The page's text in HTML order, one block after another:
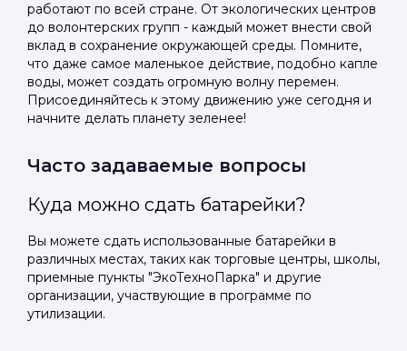
работают по всей стране. От экологических центров
до волонтерских групп - каждый может внести свой
вклад в сохранение окружающей среды. Помните,
что даже самое маленькое действие, подобно капле
воды, может создать огромную волну перемен.
Присоединяйтесь к этому движению уже сегодня и
начните делать планету зеленее!
Часто задаваемые вопросы
Куда можно сдать батарейки?
Вы можете сдать использованные батарейки в
различных местах, таких как торговые центры, школы,
приемные пункты "ЭкоТехноПарка" и другие
организации, участвующие в программе по
утилизации.